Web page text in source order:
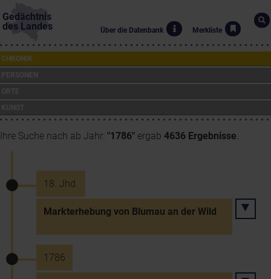
Gedächtnis
des Landes
Über die Datenbank Merkliste
CHRONIK
Ihre Suche nach ab Jahr: "1786" ergab 4636 Ergebnisse.
18. Jhd.
Markterhebung von Blumau an der Wild
1786